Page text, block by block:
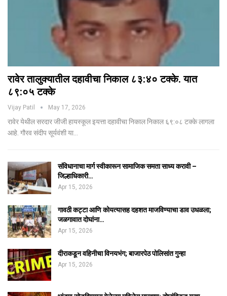
रावेर तालुक्यातील दहावीचा निकाल ८३:४० टक्के. यात
८९:०५ टक्के
Vijay Patil May 17, 2026
रावेर येथील सरदार जीजी हायस्कूल इयत्ता दहावीचा निकाल निकाल ६९:०८ टक्के लागला
आहे. गौरव संदीप सूर्यवंशी या…
संविधानाचा मार्ग स्वीकारून सामाजिक समता साध्य करावी –
जिल्हाधिकारी…
Apr 15, 2026
गावठी कट्टा आणि कोयत्यासह दहशत माजविण्याचा डाव उधळला;
जळगावात दोघांना…
Apr 15, 2026
दीराकडून वहिनीचा विनयभंग; बाजारपेठ पोलिसांत गुन्हा
Apr 15, 2026